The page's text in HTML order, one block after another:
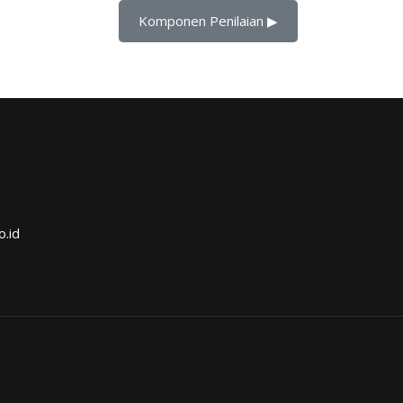
Komponen Penilaian ▶︎